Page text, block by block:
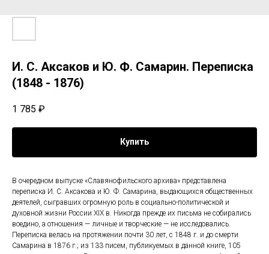
И. С. Аксаков и Ю. Ф. Самарин. Переписка
(1848 - 1876)
1 785 ₽
Купить
В очередном выпуске «Славянофильского архива» представлена
переписка И. С. Аксакова и Ю. Ф. Самарина, выдающихся общественных
деятелей, сыгравших огромную роль в социально-политической и
духовной жизни России XIX в. Никогда прежде их письма не собирались
воедино, а отношения — личные и творческие — не исследовались.
Переписка велась на протяжении почти 30 лет, с 1848 г. и до смерти
Самарина в 1876 г.; из 133 писем, публикуемых в данной книге, 105